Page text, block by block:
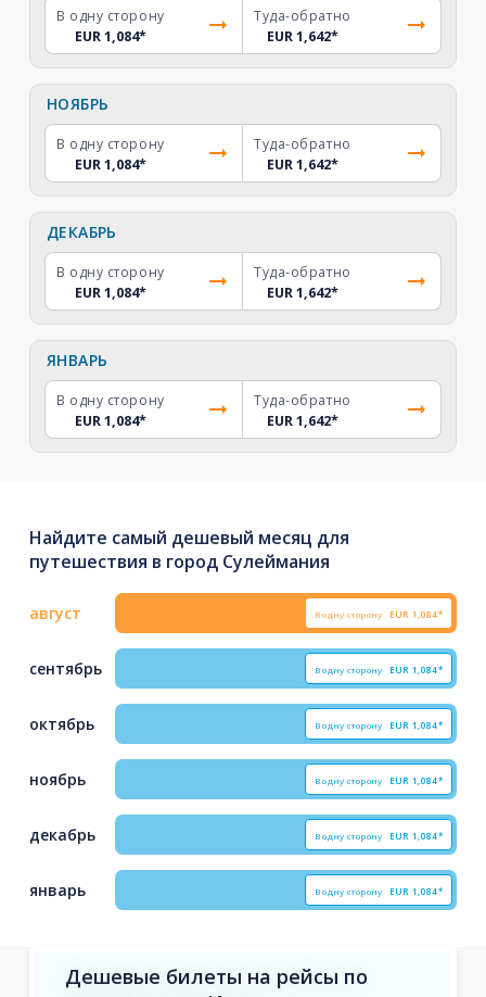
В одну сторону
EUR 1,084*
Туда-обратно
EUR 1,642*
НОЯБРЬ
В одну сторону
EUR 1,084*
Туда-обратно
EUR 1,642*
ДЕКАБРЬ
В одну сторону
EUR 1,084*
Туда-обратно
EUR 1,642*
ЯНВАРЬ
В одну сторону
EUR 1,084*
Туда-обратно
EUR 1,642*
Найдите самый дешевый месяц для
путешествия в город Сулеймания
август В одну сторону EUR 1,084*
сентябрь В одну сторону EUR 1,084*
октябрь В одну сторону EUR 1,084*
ноябрь В одну сторону EUR 1,084*
декабрь В одну сторону EUR 1,084*
январь В одну сторону EUR 1,084*
Дешевые билеты на рейсы по